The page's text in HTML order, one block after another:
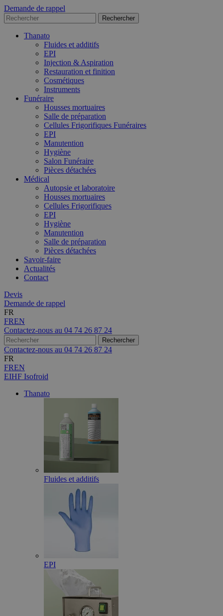
Demande de rappel
Thanato
Fluides et additifs
EPI
Injection & Aspiration
Restauration et finition
Cosmétiques
Instruments
Funéraire
Housses mortuaires
Salle de préparation
Cellules Frigorifiques Funéraires
EPI
Manutention
Hygiène
Salon Funéraire
Pièces détachées
Médical
Autopsie et laboratoire
Housses mortuaires
Cellules Frigorifiques
EPI
Hygiène
Manutention
Salle de préparation
Pièces détachées
Savoir-faire
Actualités
Contact
Devis
Demande de rappel
FR
FREN
Contactez-nous au 04 74 26 87 24
Contactez-nous au 04 74 26 87 24
FR
FREN
EIHF Isofroid
Thanato
Fluides et additifs
EPI